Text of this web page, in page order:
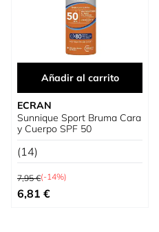
Añadir al carrito
ECRAN
Sunnique Sport Bruma Cara
y Cuerpo SPF 50
(14)
Precio habitual
7,95 €(-14%)
Precio especial
6,81 €